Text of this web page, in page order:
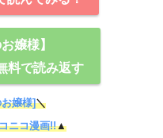
嬢様】
料で読み返す
嬢様]＼
ニコ漫画!!▲